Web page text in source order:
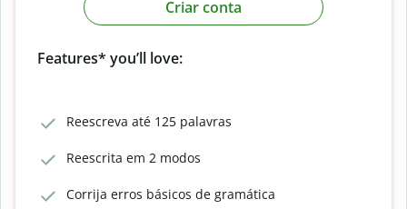
Criar conta
Features* you’ll love:
Reescreva até 125 palavras
Reescrita em 2 modos
Corrija erros básicos de gramática